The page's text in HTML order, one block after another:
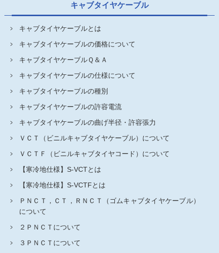
キャブタイヤケーブル
キャブタイヤケーブルとは
キャブタイヤケーブルの価格について
キャブタイヤケーブルＱ＆Ａ
キャブタイヤケーブルの仕様について
キャブタイヤケーブルの種別
キャブタイヤケーブルの許容電流
キャブタイヤケーブルの曲げ半径・許容張力
ＶＣＴ（ビニルキャブタイヤケーブル）について
ＶＣＴＦ（ビニルキャブタイヤコード）について
【寒冷地仕様】S-VCTとは
【寒冷地仕様】S-VCTFとは
ＰＮＣＴ，ＣＴ，ＲＮＣＴ（ゴムキャブタイヤケーブル）
について
２ＰＮＣＴについて
３ＰＮＣＴについて